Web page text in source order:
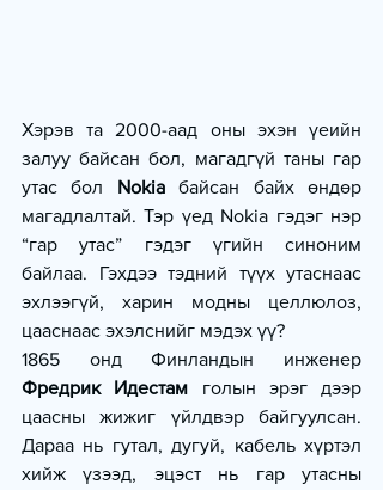
Хэрэв та 2000-аад оны эхэн үеийн
залуу байсан бол, магадгүй таны гар
утас бол Nokia байсан байх өндөр
магадлалтай. Тэр үед Nokia гэдэг нэр
“гар утас” гэдэг үгийн синоним
байлаа. Гэхдээ тэдний түүх утаснаас
эхлээгүй, харин модны целлюлоз,
цааснаас эхэлснийг мэдэх үү?
Фредрик Идестам голын эрэг дээр
цаасны жижиг үйлдвэр байгуулсан.
Дараа нь гутал, дугуй, кабель хүртэл
хийж үзээд, эцэст нь гар утасны